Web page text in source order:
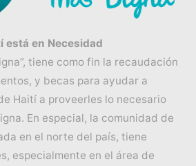
está en Necesidad
tiene como fin la recaudación
y becas para ayudar a
Haití a proveerles lo necesario
En especial, la comunidad de
en el norte del país, tiene
especialmente en el área de